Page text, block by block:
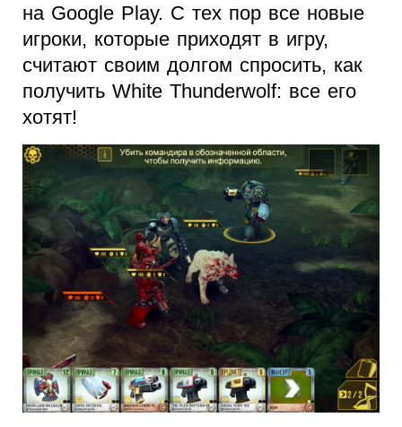
на Google Play. С тех пор все новые
игроки, которые приходят в игру,
считают своим долгом спросить, как
получить White Thunderwolf: все его
хотят!